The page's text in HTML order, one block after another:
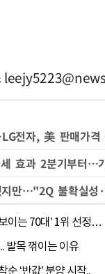
전자, 美 판매가
효과 2분기부터…
만…"2Q 불확실성